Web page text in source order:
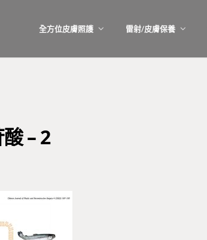
全方位皮膚照護 雷射/皮膚保養
– 2